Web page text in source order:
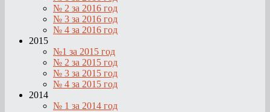
№ 2 за 2016 год
№ 3 за 2016 год
№ 4 за 2016 год
2015
№1 за 2015 год
№ 2 за 2015 год
№ 3 за 2015 год
№ 4 за 2015 год
2014
№ 1 за 2014 год